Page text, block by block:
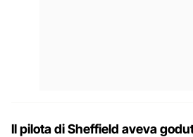
Il pilota di Sheffield aveva